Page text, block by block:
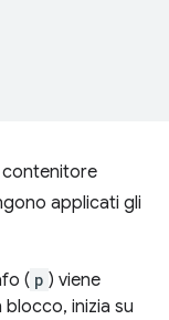
contenitore
applicati gli
( p ) viene
blocco, inizia su